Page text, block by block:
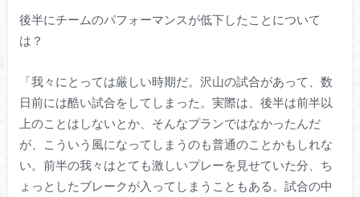
後半にチームのパフォーマンスが低下したことについて
は？
「我々にとっては厳しい時期だ。沢山の試合があって、数
日前には酷い試合をしてしまった。実際は、後半は前半以
上のことはしないとか、そんなプランではなかったんだ
が、こういう風になってしまうのも普通のことかもしれな
い。前半の我々はとても激しいプレーを見せていた分、ち
ょっとしたブレークが入ってしまうこともある。試合の中